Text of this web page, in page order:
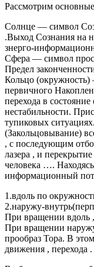
Рассмотрим
Солнце — символ
.Выход Сознания на
знерго-
Сфера — символ
Предел
Кольцо
первичного
перехода в
нестабильности.
тупиковых
(Закольцовывание)
, с последующим
лазера , и
человека ….
информационный
1.вдоль по
2.наружу-
При вращении вдоль ,
При вращении
прообраз Тора. В
движения , перехода .